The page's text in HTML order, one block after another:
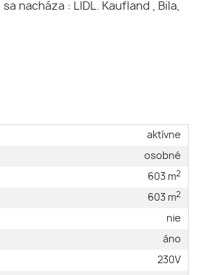
nacháza : LIDL. Kaufland , Bila,
aktívne
osobné
603 m2
603 m2
nie
áno
230V